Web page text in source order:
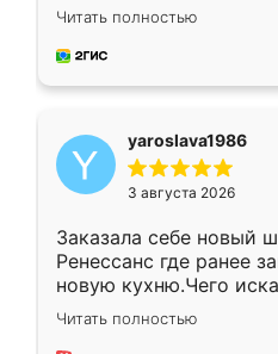
недели кухня была уже
довольны работой.
мебель за
Читать полностью
yaroslava1986
3 августа 2026
Заказала себе новый
Ренессанс где ранее
новую кухню.Чего
вполне довольна.
два года, нареканий нет.
Читать полностью